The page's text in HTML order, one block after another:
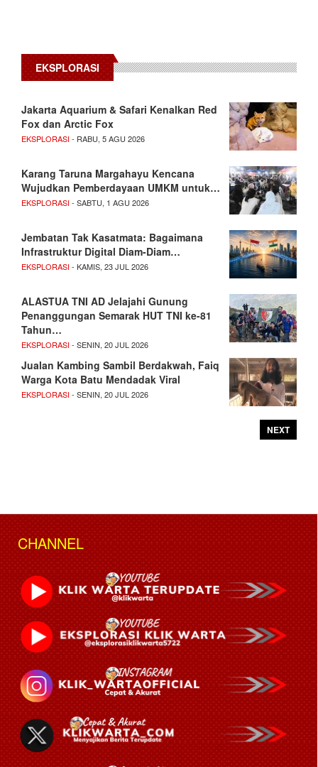
EKSPLORASI
Jakarta Aquarium & Safari Kenalkan Red
Fox dan Arctic Fox
EKSPLORASI- RABU, 5 AGU 2026
Karang Taruna Margahayu Kencana
Wujudkan Pemberdayaan UMKM untuk…
EKSPLORASI- SABTU, 1 AGU 2026
Jembatan Tak Kasatmata: Bagaimana
Infrastruktur Digital Diam-Diam…
EKSPLORASI- KAMIS, 23 JUL 2026
ALASTUA TNI AD Jelajahi Gunung
Penanggungan Semarak HUT TNI ke-81
Tahun…
EKSPLORASI- SENIN, 20 JUL 2026
Jualan Kambing Sambil Berdakwah, Faiq
Warga Kota Batu Mendadak Viral
EKSPLORASI- SENIN, 20 JUL 2026
NEXT
CHANNEL